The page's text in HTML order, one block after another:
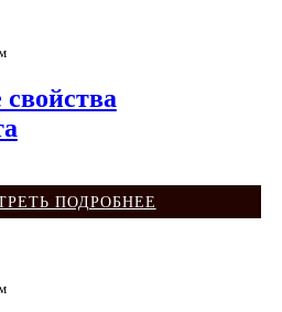
ПОДРОБНЕЕ